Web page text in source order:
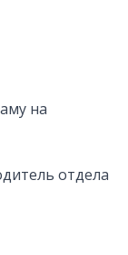
на
отдела